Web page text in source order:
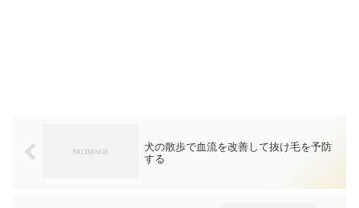
犬の散歩で血流を改善して抜け毛を予防
する